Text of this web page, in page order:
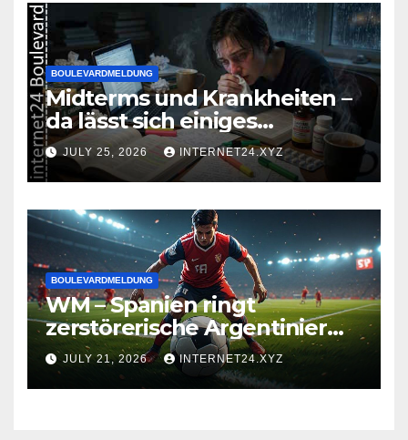
BOULEVARDMELDUNG
Midterms und Krankheiten –
da lässt sich einiges
zusammenbrauen!
JULY 25, 2026 INTERNET24.XYZ
BOULEVARDMELDUNG
WM – Spanien ringt
zerstörerische Argentinier
nieder
JULY 21, 2026 INTERNET24.XYZ